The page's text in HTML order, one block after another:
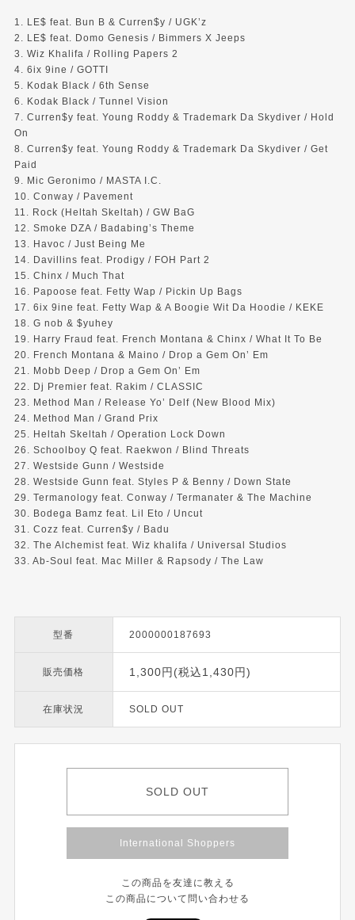
1. LE$ feat. Bun B & Curren$y / UGK’z
2. LE$ feat. Domo Genesis / Bimmers X Jeeps
3. Wiz Khalifa / Rolling Papers 2
4. 6ix 9ine / GOTTI
5. Kodak Black / 6th Sense
6. Kodak Black / Tunnel Vision
7. Curren$y feat. Young Roddy & Trademark Da Skydiver / Hold
On
8. Curren$y feat. Young Roddy & Trademark Da Skydiver / Get
Paid
9. Mic Geronimo / MASTA I.C.
10. Conway / Pavement
11. Rock (Heltah Skeltah) / GW BaG
12. Smoke DZA / Badabing’s Theme
13. Havoc / Just Being Me
14. Davillins feat. Prodigy / FOH Part 2
15. Chinx / Much That
16. Papoose feat. Fetty Wap / Pickin Up Bags
17. 6ix 9ine feat. Fetty Wap & A Boogie Wit Da Hoodie / KEKE
18. G nob & $yuhey
19. Harry Fraud feat. French Montana & Chinx / What It To Be
20. French Montana & Maino / Drop a Gem On’ Em
21. Mobb Deep / Drop a Gem On’ Em
22. Dj Premier feat. Rakim / CLASSIC
23. Method Man / Release Yo’ Delf (New Blood Mix)
24. Method Man / Grand Prix
25. Heltah Skeltah / Operation Lock Down
26. Schoolboy Q feat. Raekwon / Blind Threats
27. Westside Gunn / Westside
28. Westside Gunn feat. Styles P & Benny / Down State
29. Termanology feat. Conway / Termanater & The Machine
30. Bodega Bamz feat. Lil Eto / Uncut
31. Cozz feat. Curren$y / Badu
32. The Alchemist feat. Wiz khalifa / Universal Studios
33. Ab-Soul feat. Mac Miller & Rapsody / The Law
型番 2000000187693
販売価格 1,300円(税込1,430円)
在庫状況 SOLD OUT
SOLD OUT
International Shoppers
この商品を友達に教える
この商品について問い合わせる